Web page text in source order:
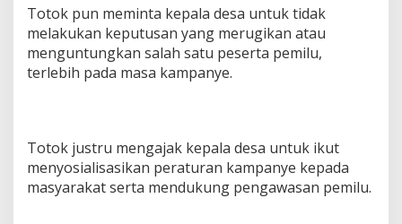
Totok pun meminta kepala desa untuk tidak
melakukan keputusan yang merugikan atau
menguntungkan salah satu peserta pemilu,
terlebih pada masa kampanye.
Totok justru mengajak kepala desa untuk ikut
menyosialisasikan peraturan kampanye kepada
masyarakat serta mendukung pengawasan pemilu.